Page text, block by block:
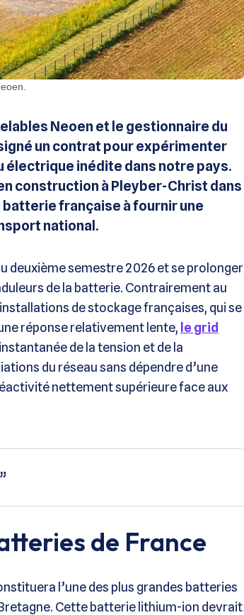
Neoen et le gestionnaire du
un contrat pour expérimenter
électrique inédite dans notre pays.
construction à Pleyber-Christ dans
française à fournir une
national.
deuxième semestre 2026 et se prolonger
de la batterie. Contrairement au
de stockage françaises, qui se
réponse relativement lente, le grid
de la tension et de la
du réseau sans dépendre d’une
nettement supérieure face aux
de France
l’une des plus grandes batteries
Cette batterie lithium-ion devrait